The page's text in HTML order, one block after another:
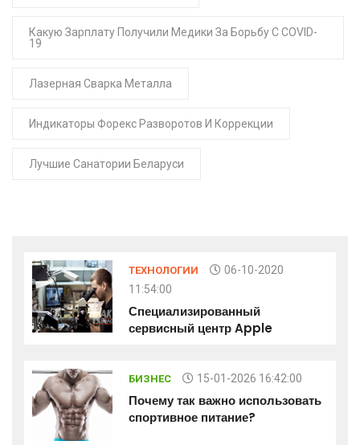
Какую Зарплату Получили Медики За Борьбу С COVID-
19
Лазерная Сварка Металла
Индикаторы Форекс Разворотов И Коррекции
Лучшие Санатории Беларуси
ТЕХНОЛОГИИ
06-10-2020
11:54:00
Специализированный
сервисный центр Apple
БИЗНЕС 15-01-2026 16:42:00
Почему так важно использовать
спортивное питание?